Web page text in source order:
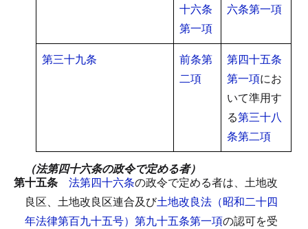
十六条
第一項
六条第一項
第三十九条
前条第
二項
第四十五条
第一項にお
いて準用す
る第三十八
条第二項
（法第四十六条の政令で定める者）
第十五条 法第四十六条の政令で定める者は、土地改
良区、土地改良区連合及び土地改良法（昭和二十四
年法律第百九十五号）第九十五条第一項の認可を受